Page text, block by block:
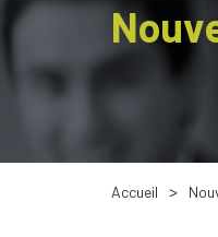
Accueil